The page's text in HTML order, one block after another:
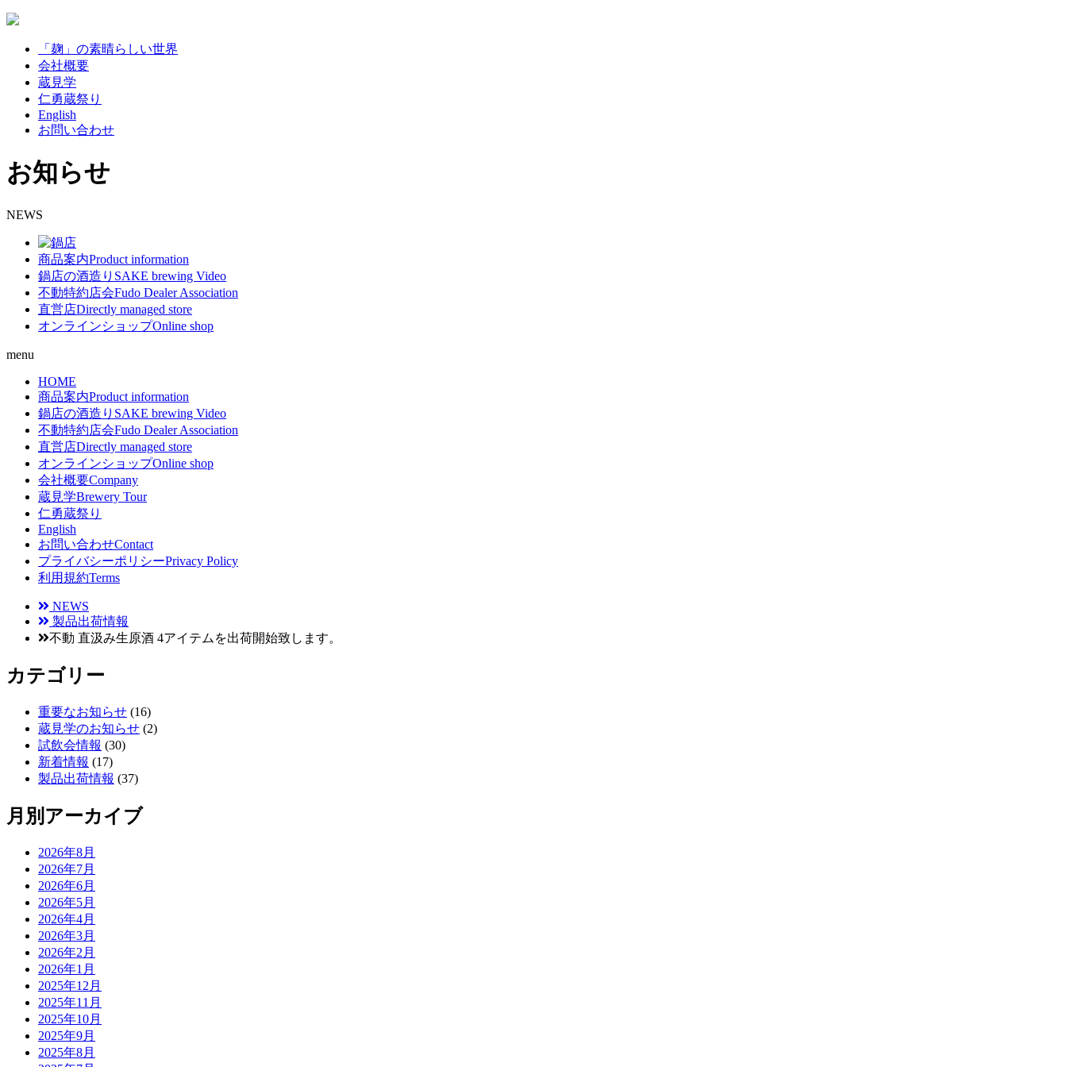
「麹」の素晴らしい世界
会社概要
蔵見学
仁勇蔵祭り
English
お問い合わせ
お知らせ
NEWS
商品案内Product information
鍋店の酒造り SAKE brewing Video
不動特約店会Fudo Dealer Association
直営店Directly managed store
オンラインショップOnline shop
menu
HOME
商品案内Product information
鍋店の酒造り SAKE brewing Video
不動特約店会Fudo Dealer Association
直営店Directly managed store
オンラインショップOnline shop
会社概要Company
蔵見学Brewery Tour
仁勇蔵祭り
English
お問い合わせContact
プライバシーポリシーPrivacy Policy
利用規約Terms
NEWS
製品出荷情報
不動 直汲み生原酒 4アイテムを出荷開始致します。
カテゴリー
重要なお知らせ (16)
蔵見学のお知らせ (2)
試飲会情報 (30)
新着情報 (17)
製品出荷情報 (37)
月別アーカイブ
2026年8月
2026年7月
2026年6月
2026年5月
2026年4月
2026年3月
2026年2月
2026年1月
2025年12月
2025年11月
2025年10月
2025年9月
2025年8月